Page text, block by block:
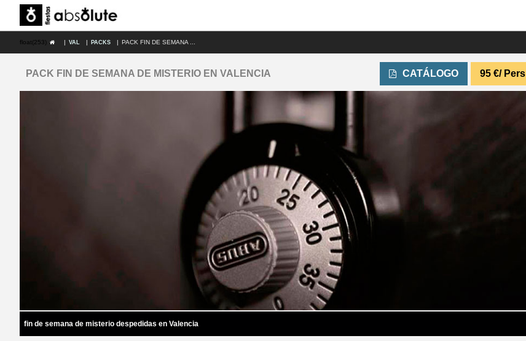
float(253) | VAL | PACKS | PACK FIN DE SEMANA ...
PACK FIN DE SEMANA DE MISTERIO EN VALENCIA 95 €/ Pers
CATÁLOGO
fin de semana de misterio despedidas en Valencia